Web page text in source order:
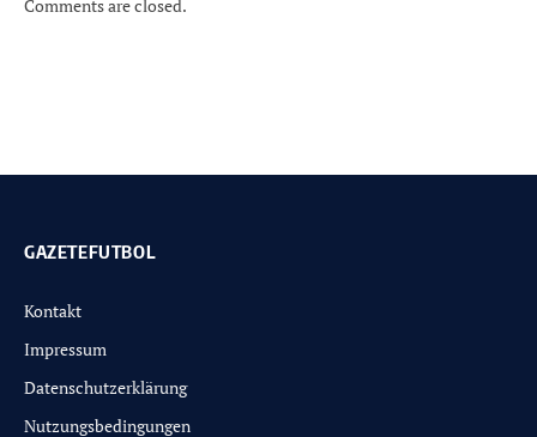
Comments are closed.
GAZETEFUTBOL
Kontakt
Impressum
Datenschutzerklärung
Nutzungsbedingungen